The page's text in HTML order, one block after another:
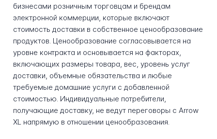
бизнесами розничным торговцам и брендам
электронной коммерции, которые включают
стоимость доставки в собственное ценообразование
продуктов. Ценообразование согласовывается на
уровне контракта и основывается на факторах,
включающих размеры товара, вес, уровень услуг
доставки, объемные обязательства и любые
требуемые домашние услуги с добавленной
стоимостью. Индивидуальные потребители,
получающие доставку, не ведут переговоры с Arrow
XL напрямую в отношении ценообразования.